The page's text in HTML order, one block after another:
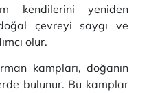
kendilerini yeniden
çevreyi saygı ve
olur.
kampları, doğanın
bulunur. Bu kamplar